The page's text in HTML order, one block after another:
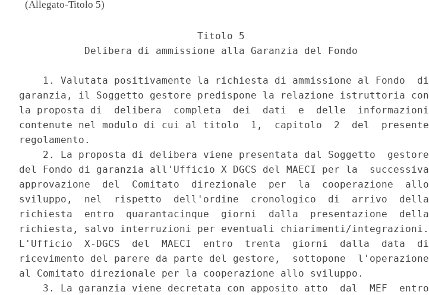
(Allegato-Titolo 5)
                              Titolo 5
           Delibera di ammissione alla Garanzia del Fondo
    1. Valutata positivamente la richiesta di ammissione al Fondo  di
garanzia, il Soggetto gestore predispone la relazione istruttoria con
la proposta di  delibera  completa  dei  dati  e  delle  informazioni
contenute nel modulo di cui al titolo  1,  capitolo  2  del  presente
regolamento.
    2. La proposta di delibera viene presentata dal Soggetto  gestore
del Fondo di garanzia all'Ufficio X DGCS del MAECI per la  successiva
approvazione  del  Comitato  direzionale  per  la  cooperazione  allo
sviluppo,  nel  rispetto  dell'ordine  cronologico  di  arrivo  della
richiesta  entro  quarantacinque  giorni  dalla  presentazione  della
richiesta, salvo interruzioni per eventuali chiarimenti/integrazioni.
L'Ufficio  X-DGCS  del  MAECI  entro  trenta  giorni  dalla  data  di
ricevimento del parere da parte del gestore,  sottopone  l'operazione
al Comitato direzionale per la cooperazione allo sviluppo.
    3. La garanzia viene decretata con apposito atto  dal  MEF  entro